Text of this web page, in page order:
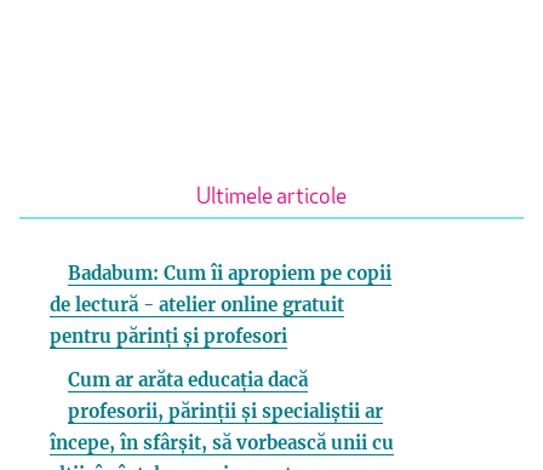
Ultimele articole
Badabum: Cum îi apropiem pe copii
de lectură - atelier online gratuit
pentru părinți și profesori
Cum ar arăta educația dacă
profesorii, părinții și specialiștii ar
începe, în sfârșit, să vorbească unii cu